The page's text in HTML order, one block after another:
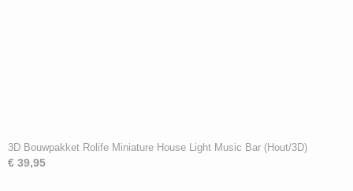
3D Bouwpakket Rolife Miniature House Light Music Bar (Hout/3D)
€ 39,95